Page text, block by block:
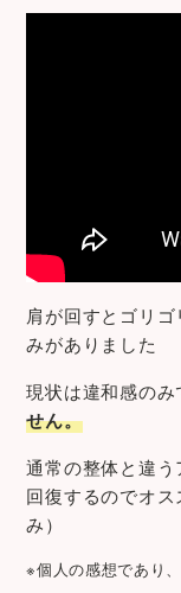
肩が回すとゴリ
みがありました
現状は違和感のみ
せん。
通常の整体と違う
回復するのでオ
み）
※個人の感想であり